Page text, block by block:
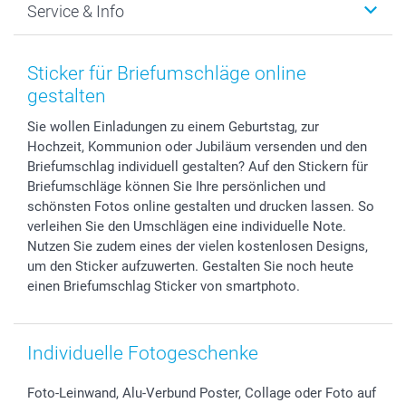
Fotoabzüge, Fotos als Buch & Poster
Zubehör & Material
Foto-Kalender & Agenden
Geschenk-Gutscheine (PDF)
Datenschutz
AGB
Impressum
Partnerprogramme
Investor Relations
B2B smartbusiness
Widerrufsrecht
Neujahr
Muttertag
Vatertag
Hochzeit
Geburtstag
Geburt
Zu allen Anlässen
Service & Info
Preise und Versandkosten
Lieferfristen
Zahlungsmöglichkeiten
Anmelden /Registrieren
Sitemap
Status der Bestellung
smartfriends
smartgarantie
smartbonus
Sticker für Briefumschläge online
gestalten
Sie wollen Einladungen zu einem Geburtstag, zur
Hochzeit, Kommunion oder Jubiläum versenden und den
Briefumschlag individuell gestalten? Auf den Stickern für
Briefumschläge können Sie Ihre persönlichen und
schönsten Fotos online gestalten und drucken lassen. So
verleihen Sie den Umschlägen eine individuelle Note.
Nutzen Sie zudem eines der vielen kostenlosen Designs,
um den Sticker aufzuwerten. Gestalten Sie noch heute
einen Briefumschlag Sticker von smartphoto.
Individuelle Fotogeschenke
Foto-Leinwand, Alu-Verbund Poster, Collage oder Foto auf